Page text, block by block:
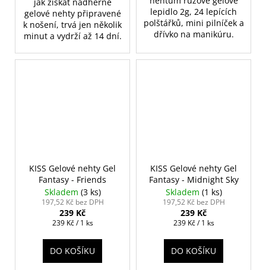
gelové nehty připravené
k nošení, trvá jen několik
minut a vydrží až 14 dní.
lepidlo 2g, 24 lepících
polštářků, mini pilníček a
dřívko na manikúru.
KISS Gelové nehty Gel
Fantasy - Friends
Skladem (3 ks)
197,52 Kč bez DPH
239 Kč
Měrná
239 Kč / 1 ks
DO KOŠÍKU
KISS Gelové nehty Gel
Fantasy - Midnight Sky
Skladem (1 ks)
197,52 Kč bez DPH
239 Kč
Měrná
239 Kč / 1 ks
DO KOŠÍKU